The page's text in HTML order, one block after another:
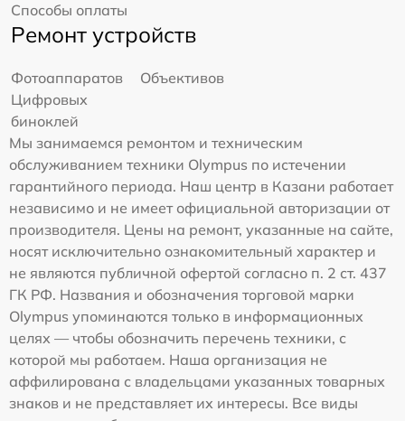
Способы оплаты
Ремонт устройств
Фотоаппаратов
Объективов
Цифровых
биноклей
Мы занимаемся ремонтом и техническим
обслуживанием техники Olympus по истечении
гарантийного периода. Наш центр в Казани работает
независимо и не имеет официальной авторизации от
производителя. Цены на ремонт, указанные на сайте,
носят исключительно ознакомительный характер и
не являются публичной офертой согласно п. 2 ст. 437
ГК РФ. Названия и обозначения торговой марки
Olympus упоминаются только в информационных
целях — чтобы обозначить перечень техники, с
которой мы работаем. Наша организация не
аффилирована с владельцами указанных товарных
знаков и не представляет их интересы. Все виды